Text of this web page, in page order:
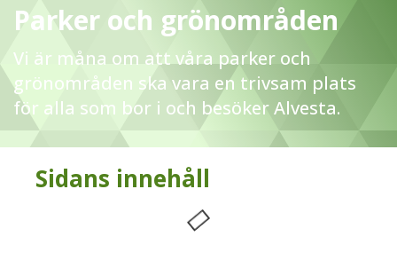
Parker och grönområden
Vi är måna om att våra parker och
grönområden ska vara en trivsam plats
för alla som bor i och besöker Alvesta.
Sidans innehåll